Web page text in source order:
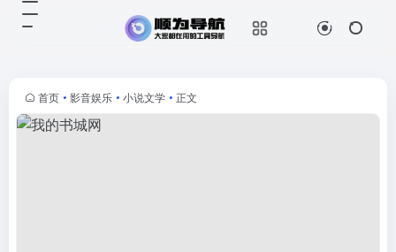
首页 • 影音娱乐 • 小说文学 • 正文